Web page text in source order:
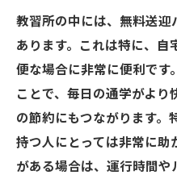
教習所の中には、無料送
あります。これは特に、自
便な場合に非常に便利です
ことで、毎日の通学がより
の節約にもつながります。
持つ人にとっては非常に助
がある場合は、運行時間